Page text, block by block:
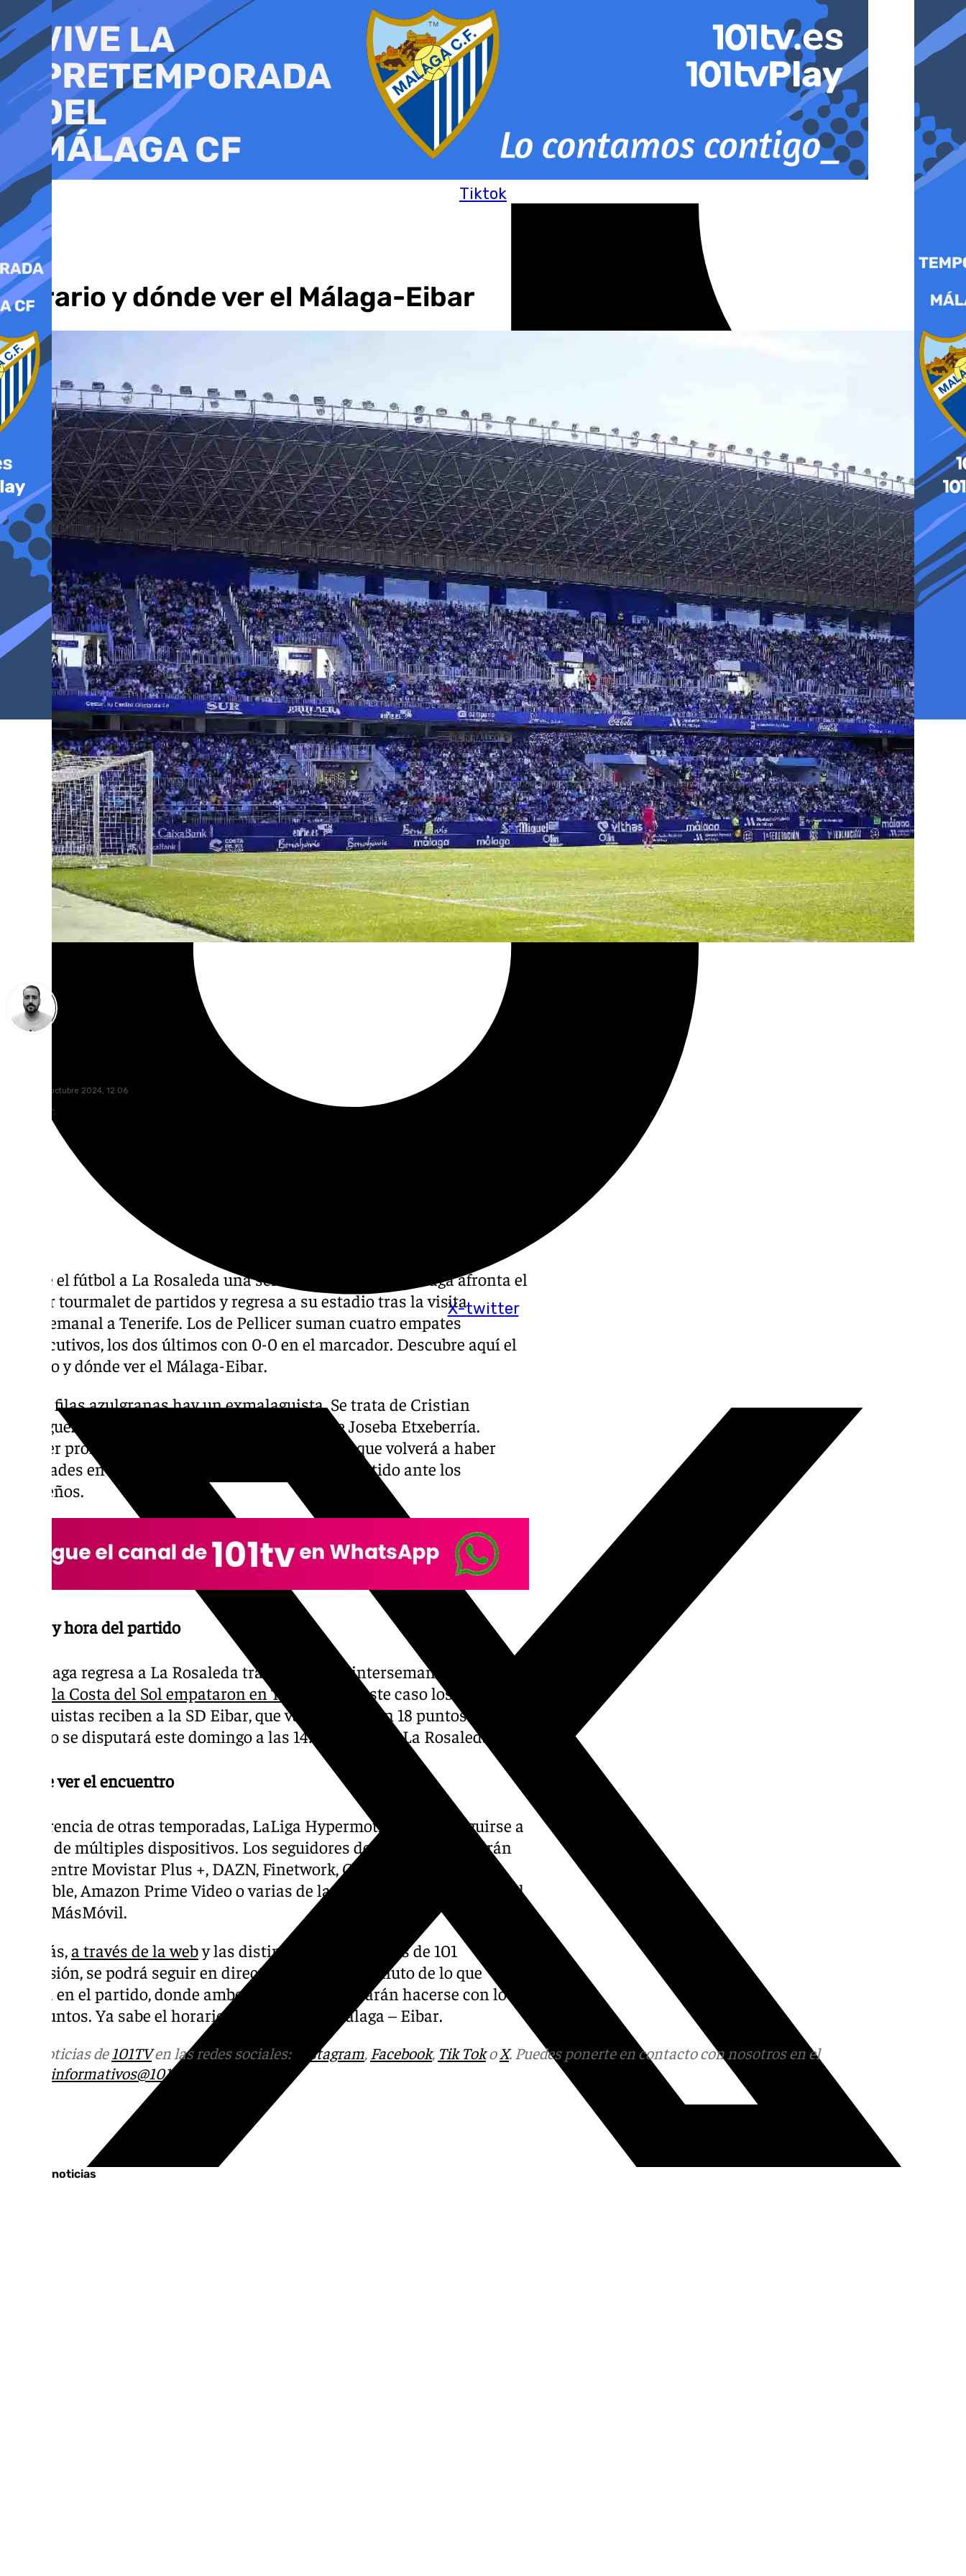
al
contenido
Tiktok
X-twitter
Horario y dónde ver el Málaga-Eibar
viernes, 25 octubre 2024, 12:06
Compartir:
Vuelve el fútbol a La Rosaleda una semana después. El Málaga afronta el
primer tourmalet de partidos y regresa a su estadio tras la visita
intersemanal a Tenerife. Los de Pellicer suman cuatro empates
consecutivos, los dos últimos con 0-0 en el marcador. Descubre aquí el
horario y dónde ver el Málaga-Eibar.
En las filas azulgranas hay un exmalaguista. Se trata de Cristian
Rodríguez, que es un fijo en la defensa de los de Joseba Etxeberría.
Pellicer prometió cambios para el choque, por lo que volverá a haber
novedades en el once al igual que sucedió en el partido ante los
tinerfeños.
Fecha y hora del partido
El Málaga regresa a La Rosaleda tras la jornada intersemanal en la que
los de la Costa del Sol empataron en Tenerife
. En este caso los
malaguistas reciben a la SD Eibar, que va séptimo con 18 puntos. El
partido se disputará este domingo a las 14:00 horas en La Rosaleda.
Dónde ver el encuentro
A diferencia de otras temporadas, LaLiga Hypermotion podrá seguirse a
través de múltiples dispositivos. Los seguidores del Málaga CF podrán
elegir entre Movistar Plus +, DAZN, Finetwork, Orange TV, Vodafone,
Telecable, Amazon Prime Video o varias de las empresas recogidas en el
grupo MásMóvil.
Además, a través de la weby las distintas redes sociales de 101
Televisión, se podrá seguir en directo el minuto a minuto de lo que
ocurra en el partido, donde ambos conjuntos buscarán hacerse con lo
tres puntos. Ya sabe el horario y dónde ver el Málaga – Eibar.
Más noticias de101TVen las redes sociales: Instagram, Facebook, Tik TokoX. Puedes ponerte en contacto con nosotros en el
informativos@101tv.es
Últimas noticias